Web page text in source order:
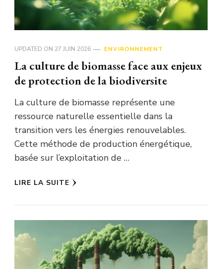
UPDATED ON 27 JUIN 2026 ENVIRONNEMENT
La culture de biomasse face aux enjeux
de protection de la biodiversite
La culture de biomasse représente une
ressource naturelle essentielle dans la
transition vers les énergies renouvelables.
Cette méthode de production énergétique,
basée sur l’exploitation de …
LIRE LA SUITE